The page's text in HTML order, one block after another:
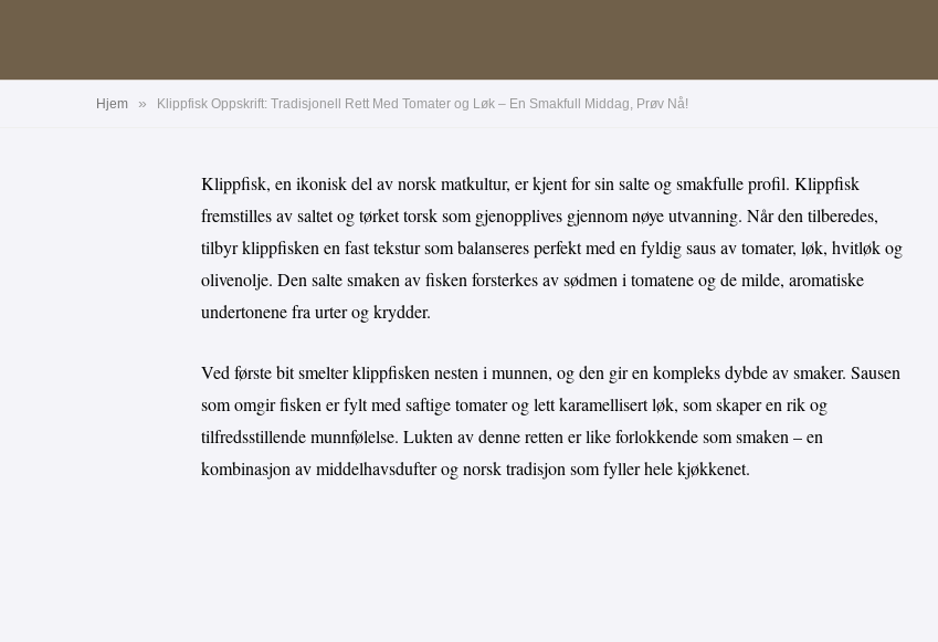
Hjem » Klippfisk Oppskrift: Tradisjonell Rett Med Tomater og Løk – En Smakfull Middag, Prøv Nå!
Klippfisk, en ikonisk del av norsk matkultur, er kjent for sin salte og smakfulle profil. Klippfisk
fremstilles av saltet og tørket torsk som gjenopplives gjennom nøye utvanning. Når den tilberedes,
tilbyr klippfisken en fast tekstur som balanseres perfekt med en fyldig saus av tomater, løk, hvitløk og
olivenolje. Den salte smaken av fisken forsterkes av sødmen i tomatene og de milde, aromatiske
undertonene fra urter og krydder.
Ved første bit smelter klippfisken nesten i munnen, og den gir en kompleks dybde av smaker. Sausen
som omgir fisken er fylt med saftige tomater og lett karamellisert løk, som skaper en rik og
tilfredsstillende munnfølelse. Lukten av denne retten er like forlokkende som smaken – en
kombinasjon av middelhavsdufter og norsk tradisjon som fyller hele kjøkkenet.